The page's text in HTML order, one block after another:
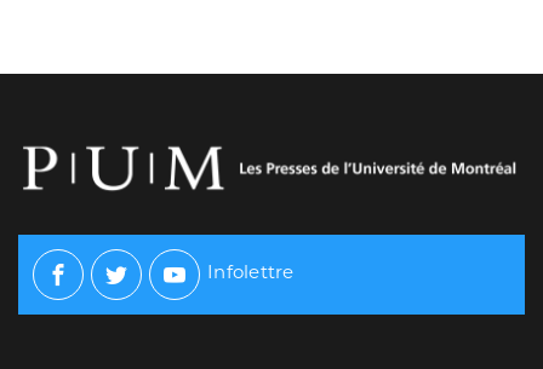
Facebook
TwitterYoutube
Infolettre